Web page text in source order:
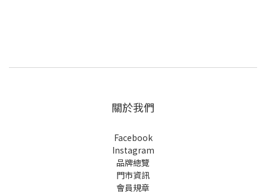
關於我們
Facebook
Instagram
品牌總覽
門市資訊
會員規章